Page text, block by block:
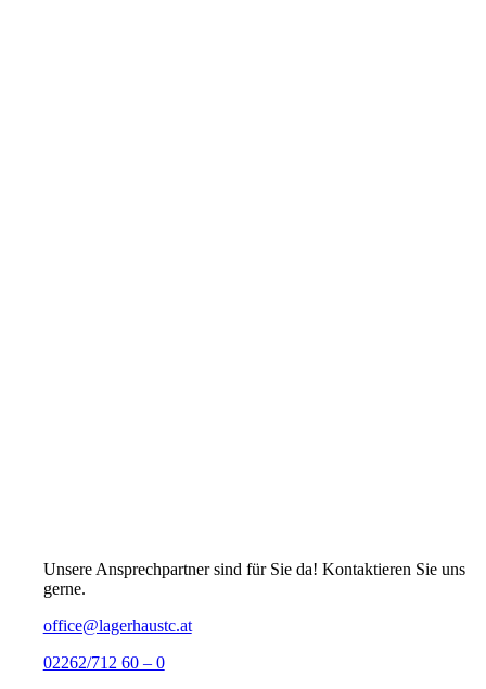
Unsere Ansprechpartner sind für Sie da! Kontaktieren Sie uns
gerne.
office@lagerhaustc.at
02262/712 60 – 0